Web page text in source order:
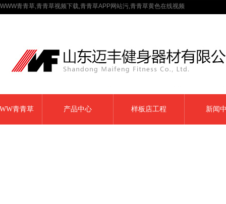
WWW青青草,青青草视频下载,青青草APP网站污,青青草黄色在线视频
青青草 产品中心 样板店工程 新闻